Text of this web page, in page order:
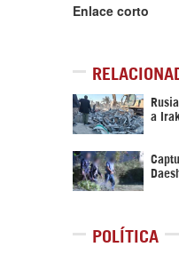
Enlace corto
a
POLÍTICA